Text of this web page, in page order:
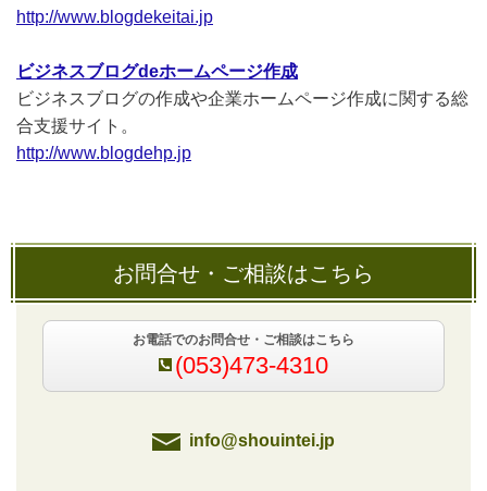
http://www.blogdekeitai.jp
ビジネスブログdeホームページ作成
ビジネスブログの作成や企業ホームページ作成に関する総
合支援サイト。
http://www.blogdehp.jp
お問合せ・ご相談はこちら
お電話でのお問合せ・ご相談はこちら
(053)473-4310
info@shouintei.jp